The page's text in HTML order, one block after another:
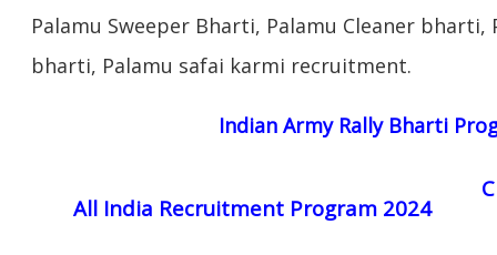
Palamu Sweeper Bharti, Palamu Cleaner bharti,
bharti, Palamu safai karmi recruitment.
Indian Army Rally Bharti
All India Recruitment Program 2024